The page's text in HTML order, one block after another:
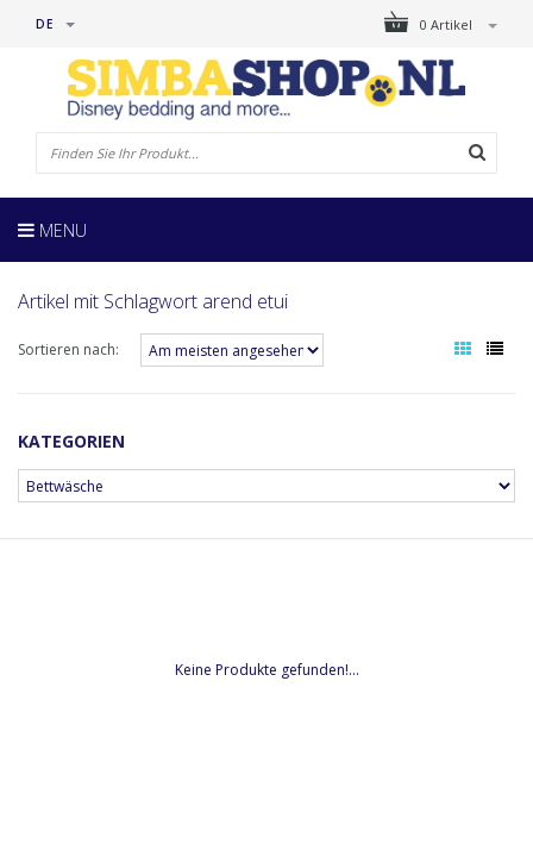
0 Artikel
DE
MENU
Artikel mit Schlagwort arend etui
Sortieren nach:
KATEGORIEN
Keine Produkte gefunden!...